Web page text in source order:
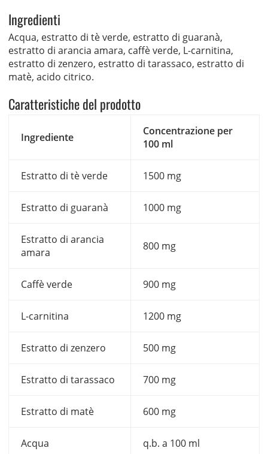
Ingredienti
Acqua, estratto di tè verde, estratto di guaranà,
estratto di arancia amara, caffè verde, L-carnitina,
estratto di zenzero, estratto di tarassaco, estratto di
matè, acido citrico.
Caratteristiche del prodotto
Ingrediente
Concentrazione per
100 ml
Estratto di tè verde 1500 mg
Estratto di guaranà 1000 mg
Estratto di arancia
amara
800 mg
Caffè verde 900 mg
L-carnitina 1200 mg
Estratto di zenzero 500 mg
Estratto di tarassaco 700 mg
Estratto di matè 600 mg
Acqua q.b. a 100 ml